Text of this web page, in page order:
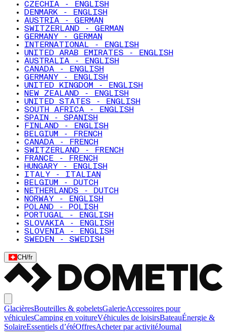
CZECHIA - ENGLISH
DENMARK - ENGLISH
AUSTRIA - GERMAN
SWITZERLAND - GERMAN
GERMANY - GERMAN
INTERNATIONAL - ENGLISH
UNITED ARAB EMIRATES - ENGLISH
AUSTRALIA - ENGLISH
CANADA - ENGLISH
GERMANY - ENGLISH
UNITED KINGDOM - ENGLISH
NEW ZEALAND - ENGLISH
UNITED STATES - ENGLISH
SOUTH AFRICA - ENGLISH
SPAIN - SPANISH
FINLAND - ENGLISH
BELGIUM - FRENCH
CANADA - FRENCH
SWITZERLAND - FRENCH
FRANCE - FRENCH
HUNGARY - ENGLISH
ITALY - ITALIAN
BELGIUM - DUTCH
NETHERLANDS - DUTCH
NORWAY - ENGLISH
POLAND - POLISH
PORTUGAL - ENGLISH
SLOVAKIA - ENGLISH
SLOVENIA - ENGLISH
SWEDEN - SWEDISH
CH/fr
GlacièresBouteilles & gobeletsGalerieAccessoires pour
véhiculesCamping en voitureVéhicules de loisirsBateauÉnergie &
SolaireEssentiels d’étéOffresAcheter par activitéJournal